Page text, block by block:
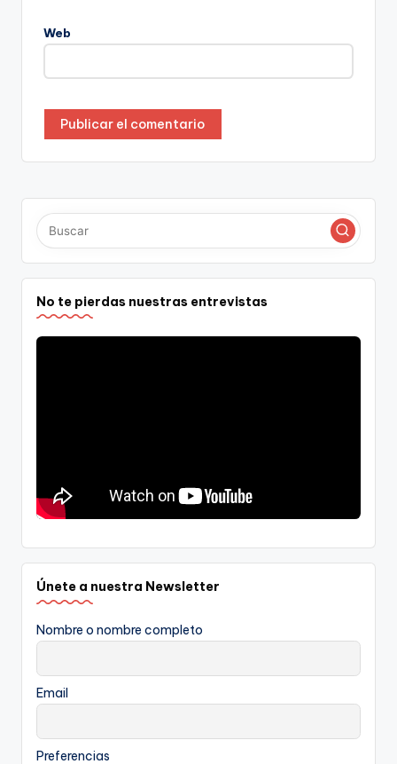
Web
No te pierdas nuestras entrevistas
Únete a nuestra Newsletter
Nombre o nombre completo
Email
Preferencias